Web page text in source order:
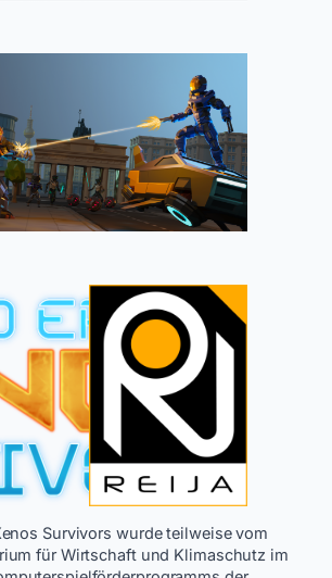
Survivors wurde teilweise vom
für Wirtschaft und Klimaschutz im